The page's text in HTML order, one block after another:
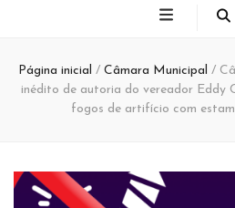
Página inicial / Câmara Municipal /
inédito de autoria do vereador Eddy
fogos de artifício com